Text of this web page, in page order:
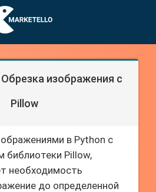
изображения с
Pillow
в Python с
библиотеки Pillow,
необходимость
до определенной